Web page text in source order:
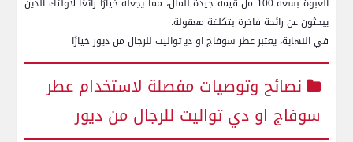
العبوة بسعة 100 مل قيمة جيدة للمال، مما يجعله خيارًا رائعًا لأولئك الذين
يبحثون عن رائحة فاخرة ⁤بتكلفة معقولة.
في النهاية، يعتبر عطر سوفاج او⁢ دي‍ تواليت للرجال ⁣من ديور خيارًا
نصائح وتوصيات مفصلة لاستخدام ⁤عطر⁢
سوفاج او دي تواليت للرجال ​من ديور